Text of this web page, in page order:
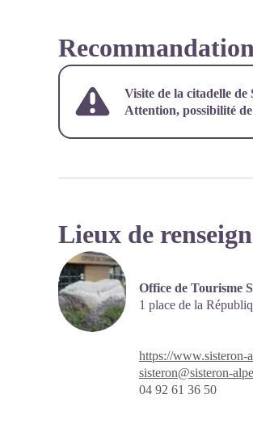
Visite de la citadelle de
Attention, possibilité
Lieux de
Office de Tourisme
1 place de la
https://www.sisteron-
sisteron@sisteron-
04 92 61 36 50